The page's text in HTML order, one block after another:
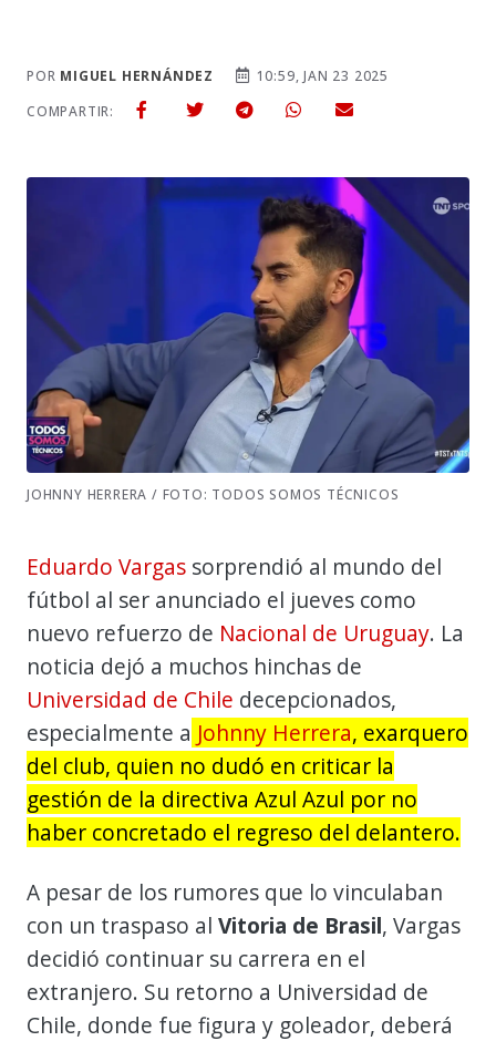
POR MIGUEL HERNÁNDEZ
10:59, JAN 23 2025
COMPARTIR:
JOHNNY HERRERA / FOTO: TODOS SOMOS TÉCNICOS
Eduardo Vargas sorprendió al mundo del
fútbol al ser anunciado el jueves como
nuevo refuerzo de Nacional de Uruguay. La
noticia dejó a muchos hinchas de
Universidad de Chile decepcionados,
especialmente a Johnny Herrera, exarquero
del club, quien no dudó en criticar la
gestión de la directiva Azul Azul por no
haber concretado el regreso del delantero.
A pesar de los rumores que lo vinculaban
con un traspaso al Vitoria de Brasil, Vargas
decidió continuar su carrera en el
extranjero. Su retorno a Universidad de
Chile, donde fue figura y goleador, deberá